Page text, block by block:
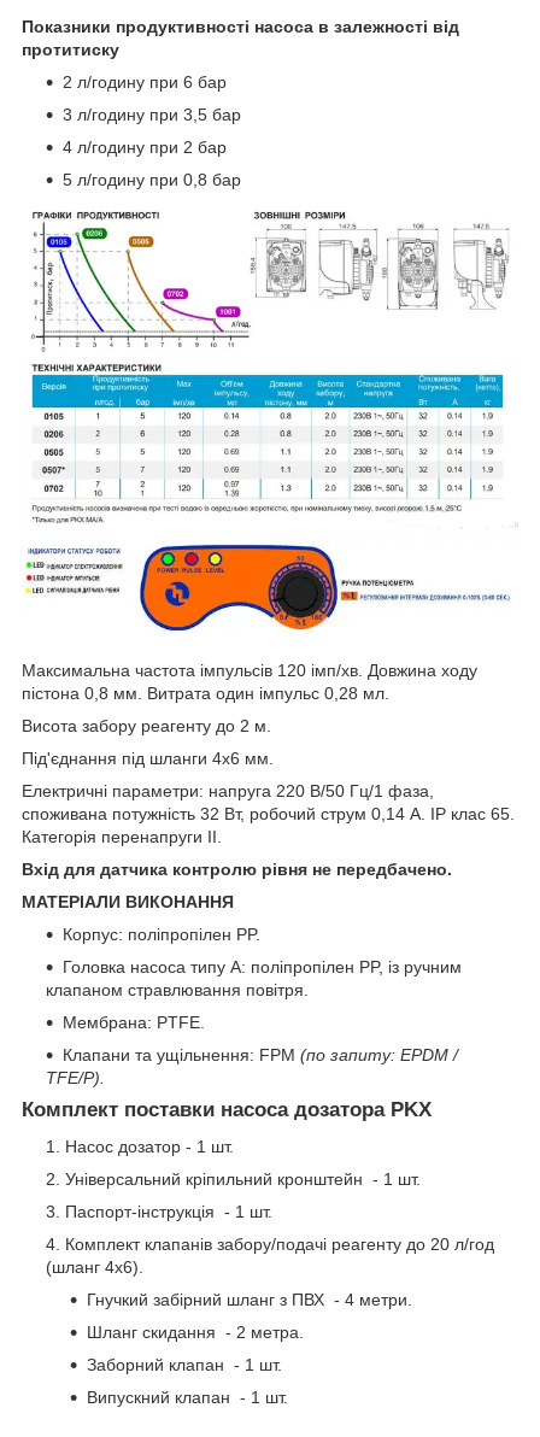
Показники продуктивності насоса в залежності від
протитиску
2 л/годину при 6 бар
3 л/годину при 3,5 бар
4 л/годину при 2 бар
5 л/годину при 0,8 бар
Максимальна частота імпульсів 120 імп/хв. Довжина ходу
пістона 0,8 мм. Витрата один імпульс 0,28 мл.
Висота забору реагенту до 2 м.
Під'єднання під шланги 4х6 мм.
Електричні параметри: напруга 220 В/50 Гц/1 фаза,
споживана потужність 32 Вт, робочий струм 0,14 А. IP клас 65.
Категорія перенапруги II.
Вхід для датчика контролю рівня не передбачено.
МАТЕРІАЛИ ВИКОНАННЯ
Корпус: поліпропілен PP.
Головка насоса типу А: поліпропілен PP, із ручним
клапаном стравлювання повітря.
Мембрана: PTFE.
Клапани та ущільнення: FPM (по запиту: EPDM /
TFE/P).
Комплект поставки насоса дозатора PKX
Насос дозатор - 1 шт.
Універсальний кріпильний кронштейн - 1 шт.
Паспорт-інструкція - 1 шт.
Комплект клапанів забору/подачі реагенту до 20 л/год
(шланг 4х6).
Гнучкий забірний шланг з ПВХ - 4 метри.
Шланг скидання - 2 метра.
Заборний клапан - 1 шт.
Випускний клапан - 1 шт.